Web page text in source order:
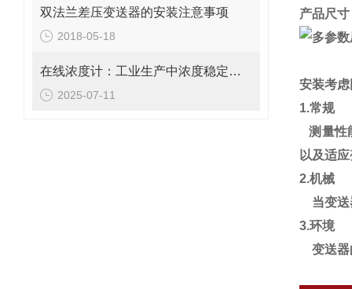
双法兰差压变送器的安装注意事项
2018-05-18
在线浓度计：工业生产中浓度稳定的守护者
2025-07-11
产品尺寸
安装考
1.常规
测量性
以及适
2.机械
当变
3.环境
变送